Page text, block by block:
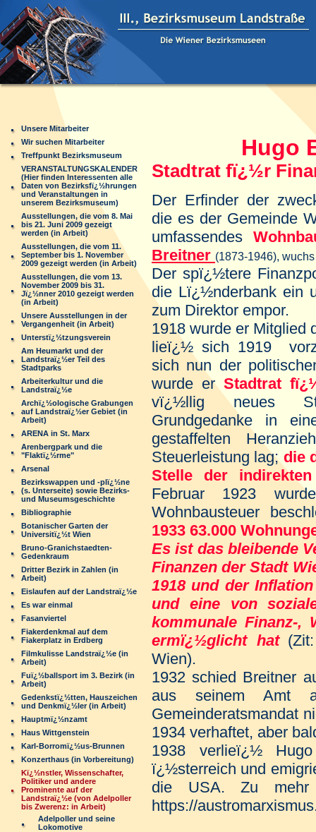
Unsere Mitarbeiter
Wir suchen Mitarbeiter
Treffpunkt Bezirksmuseum
VERANSTALTUNGSKALENDER
(Hier finden Interessenten alle
Daten von Bezirksfï¿½hrungen
und Veranstaltungen in
unserem Bezirksmuseum)
Ausstellungen, die vom 8. Mai
bis 21. Juni 2009 gezeigt
werden (in Arbeit)
Ausstellungen, die vom 11.
September bis 1. November
2009 gezeigt werden (in Arbeit)
Ausstellungen, die vom 13.
November 2009 bis 31.
Jï¿½nner 2010 gezeigt werden
(in Arbeit)
Unsere Ausstellungen in der
Vergangenheit (in Arbeit)
Unterstï¿½tzungsverein
Am Heumarkt und der
Landstraï¿½er Teil des
Stadtparks
Arbeiterkultur und die
Landstraï¿½e
Archï¿½ologische Grabungen
auf Landstraï¿½er Gebiet (in
Arbeit)
ARENA in St. Marx
Arenbergpark und die
"Flaktï¿½rme"
Arsenal
Bezirkswappen und -plï¿½ne
(s. Unterseite) sowie Bezirks-
und Museumsgeschichte
Bibliographie
Botanischer Garten der
Universitï¿½t Wien
Bruno-Granichstaedten-
Gedenkraum
Dritter Bezirk in Zahlen (in
Arbeit)
Eislaufen auf der Landstraï¿½e
Es war einmal
Fasanviertel
Fiakerdenkmal auf dem
Fiakerplatz in Erdberg
Filmkulisse Landstraï¿½e (in
Arbeit)
Fuï¿½ballsport im 3. Bezirk (in
Arbeit)
Gedenkstï¿½tten, Hauszeichen
und Denkmï¿½ler (in Arbeit)
Hauptmï¿½nzamt
Haus Wittgenstein
Karl-Borromï¿½us-Brunnen
Konzerthaus (in Vorbereitung)
Kï¿½nstler, Wissenschafter,
Politiker und andere
Prominente auf der
Landstraï¿½e (von Adelpoller
bis Zwerenz: in Arbeit)
Adelpoller und seine
Lokomotive
Hugo
Stadtrat fï¿½r
Der Erfinder der
die es der Gemeinde
umfassendes
Breitner (1873-1946),
Der spï¿½tere
die Lï¿½nderbank ein
zum Direktor empor.
1918 wurde er Mitglied
lieï¿½ sich 1919
sich nun der
wurde erStadtrat
vï¿½llig neues
Grundgedanke in
gestaffelten
Steuerleistung lag; die
Stelle der indirekten
Februar 1923
Wohnbausteuer
1933 63.000
Es ist das bleibende
Finanzen der Stadt
1918 und der
und eine von
kommunale Finanz-,
ermï¿½glicht hat
Wien).
1932 schied Breitner
aus seinem Amt
Gemeinderatsmandat
1934 verhaftet, aber
1938 verlieï¿½
ï¿½sterreich und
die USA. Zu mehr
https://